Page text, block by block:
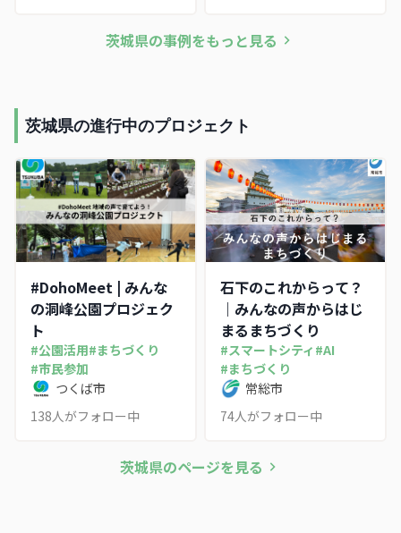
り口を設計し、市民調査の
いう既存の地域自治の枠組
茨城県の事例をもっと見る
茨城県の進行中のプロジェクト
#DohoMeet | みんな
の洞峰公園プロジェク
ト
#公園活用#まちづくり
#市民参加
つくば市
138人がフォロー中
石下のこれからって？
｜みんなの声からはじ
まるまちづくり
#スマートシティ #AI
#まちづくり
常総市
74人がフォロー中
茨城県のページを見る